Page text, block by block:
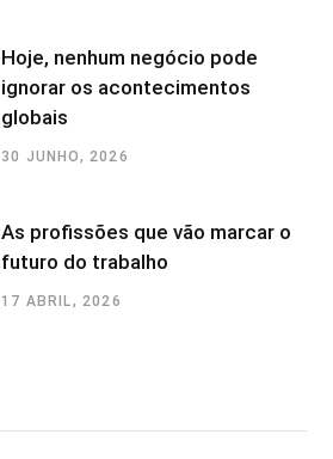
Hoje, nenhum negócio pode
ignorar os acontecimentos
globais
30 JUNHO, 2026
As profissões que vão marcar o
futuro do trabalho
17 ABRIL, 2026